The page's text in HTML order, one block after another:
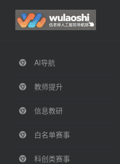
AI导航
教师提升
信息教研
白名单赛事
科创类赛事